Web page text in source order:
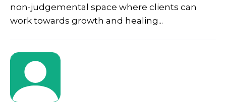
non-judgemental space where clients can
work towards growth and healing...